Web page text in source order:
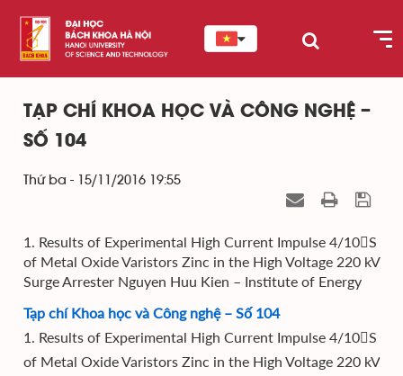
TẠP CHÍ KHOA HỌC VÀ CÔNG NGHỆ –
SỐ 104
Thứ ba - 15/11/2016 19:55
1. Results of Experimental High Current Impulse 4/10S
of Metal Oxide Varistors Zinc in the High Voltage 220 kV
Surge Arrester Nguyen Huu Kien – Institute of Energy
Tạp chí Khoa học và Công nghệ – Số 104
1. Results of Experimental High Current Impulse 4/10S
of Metal Oxide Varistors Zinc in the High Voltage 220 kV